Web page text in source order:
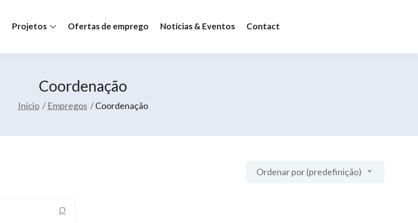
Projetos Ofertas de emprego Notícias & Eventos Contact
Coordenação
Início Empregos Coordenação
Ordenar por (predefinição)